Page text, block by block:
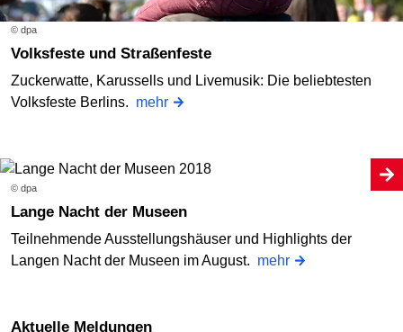
© dpa
Volksfeste und Straßenfeste
Zuckerwatte, Karussells und Livemusik: Die beliebtesten
Volksfeste Berlins. mehr
© dpa
Lange Nacht der Museen
Teilnehmende Ausstellungshäuser und Highlights der
Langen Nacht der Museen im August. mehr
Aktuelle Meldungen